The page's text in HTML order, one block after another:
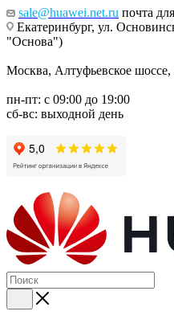
sale@huawei.net.ru почта
Екатеринбург, ул.
"Основа")
Москва, Алтуфьевское
пн-пт: с 09:00 до 19:00
сб-вс: выходной день